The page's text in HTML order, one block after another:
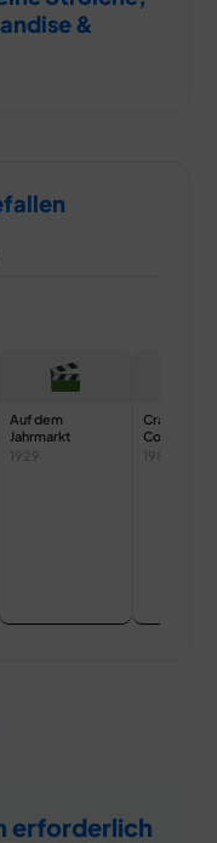
&
Auf dem
Jahrmarkt
1929
Cranium
Command
1989
erforderlich